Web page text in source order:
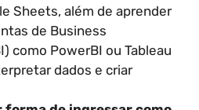
Sheets, além de aprender
de Business
como PowerBI ou Tableau
dados e criar